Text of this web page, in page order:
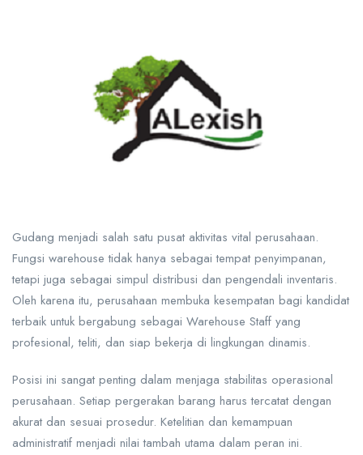
Gudang menjadi salah satu pusat aktivitas vital perusahaan.
Fungsi warehouse tidak hanya sebagai tempat penyimpanan,
tetapi juga sebagai simpul distribusi dan pengendali inventaris.
Oleh karena itu, perusahaan membuka kesempatan bagi kandidat
terbaik untuk bergabung sebagai Warehouse Staff yang
profesional, teliti, dan siap bekerja di lingkungan dinamis.
Posisi ini sangat penting dalam menjaga stabilitas operasional
perusahaan. Setiap pergerakan barang harus tercatat dengan
akurat dan sesuai prosedur. Ketelitian dan kemampuan
administratif menjadi nilai tambah utama dalam peran ini.